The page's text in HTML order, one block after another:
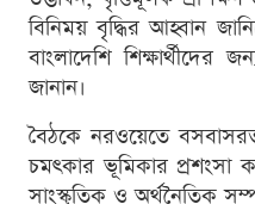
বিনিময় বৃদ্ধির আহ্বান
বাংলাদেশি
জানান।
বৈঠকে নরওয়েতে বসবাসরত
চমৎকার ভূমিকার প্রশংসা
সাংস্কৃতিক ও অর্থনৈতিক